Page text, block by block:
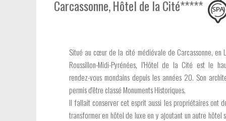
Carcassonne, Hôtel de la Cité*****
Situé au cœur de la cité médiévale de Carcassonne, en
Roussillon-Midi-Pyrénées, l’Hôtel de la Cité est le
rendez-vous mondains depuis les années 20. Son
permis d'être classé Monuments Historiques.
Il fallait conserver cet esprit aussi les propriétaires ont
transformer en hôtel de luxe en y ajoutant un autre hôtel